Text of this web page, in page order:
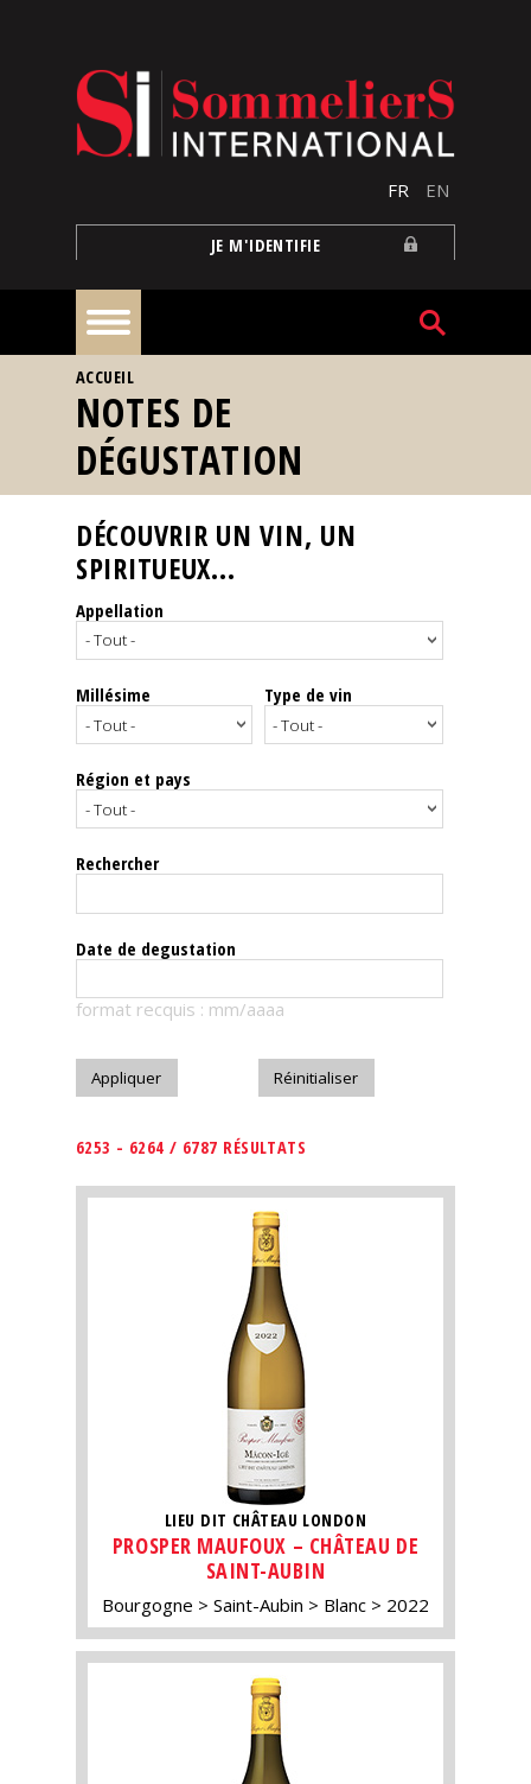
FR EN
JE M'IDENTIFIE
À
la
une
Reportages
Nos
Spiritueux
Notes
dégustation
Le
magazine
Télécharger
VOUS ÊTES ICI
ACCUEIL
NOTES DE
DÉGUSTATION
DÉCOUVRIR UN VIN, UN
SPIRITUEUX...
Appellation
Millésime Type de vin
Région et pays
Rechercher
Date de degustation
format recquis : mm/aaaa
6253 - 6264 / 6787 RÉSULTATS
LIEU DIT CHÂTEAU LONDON
PROSPER MAUFOUX – CHÂTEAU DE
SAINT-AUBIN
Bourgogne Saint-Aubin Blanc 2022